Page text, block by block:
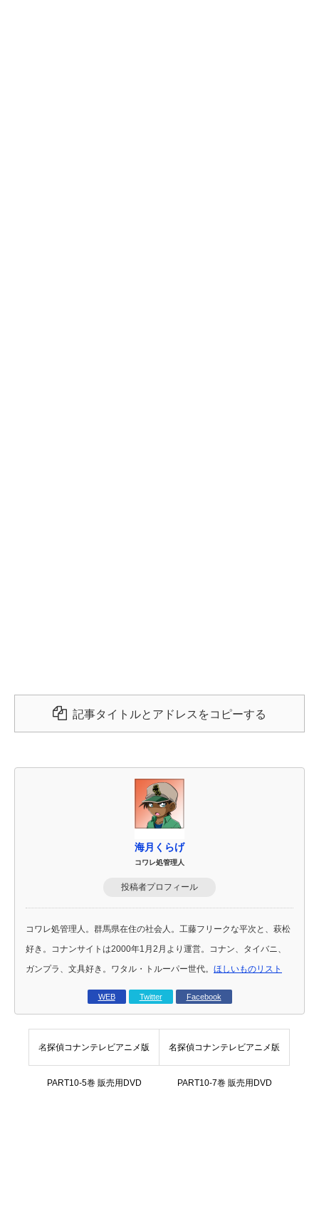
記事タイトルとアドレスをコピーする
海月くらげ
コワレ処管理人
投稿者プロフィール
コワレ処管理人。群馬県在住の社会人。工藤フリークな平次と、萩松
好き。コナンサイトは2000年1月2月より運営。コナン、タイバニ、
ガンプラ、文具好き。ワタル・トルーパー世代。 ほしいものリスト
WEB Twitter Facebook
名探偵コナンテレビアニメ版
PART10-5巻 販売用DVD
名探偵コナンテレビアニメ版
PART10-7巻 販売用DVD